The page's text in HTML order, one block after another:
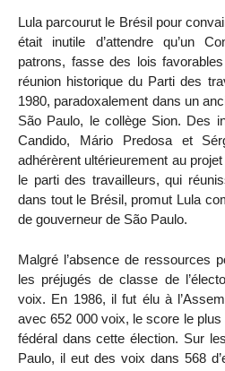
Lula parcourut le Brésil pour
était inutile d’attendre qu’un
patrons, fasse des lois
réunion historique du Parti des
1980, paradoxalement dans un
São Paulo, le collège Sion. Des
Candido, Mário Predosa et
adhérèrent ultérieurement au
le parti des travailleurs, qui
dans tout le Brésil, promut Lula
de gouverneur de São Paulo.
Malgré l’absence de ressources
les préjugés de classe de
voix. En 1986, il fut élu à
avec 652 000 voix, le score le
fédéral dans cette élection. Sur
Paulo, il eut des voix dans 568